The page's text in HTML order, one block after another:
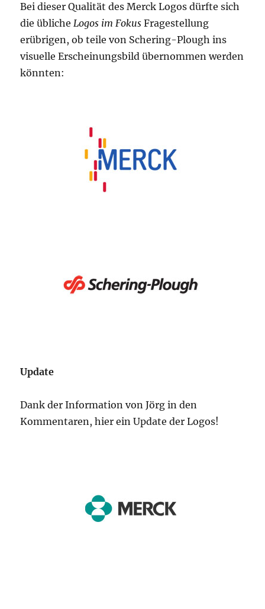
Bei dieser Qualität des Merck Logos dürfte sich
die üblicheLogos im Fokus Fragestellung
erübrigen, ob teile von Schering-Plough ins
visuelle Erscheinungsbild übernommen werden
könnten:
Update
Dank der Information von Jörg in den
Kommentaren, hier ein Update der Logos!